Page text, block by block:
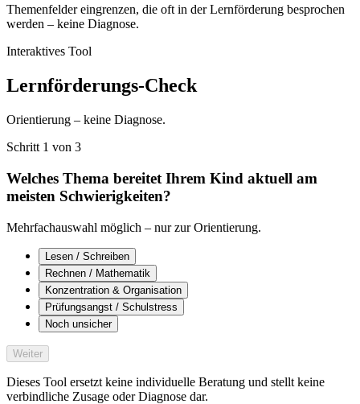
Themenfelder eingrenzen, die oft in der Lernförderung besprochen
werden – keine Diagnose.
Interaktives Tool
Lernförderungs-Check
Orientierung – keine Diagnose.
Schritt 1 von 3
Welches Thema bereitet Ihrem Kind aktuell am
meisten Schwierigkeiten?
Mehrfachauswahl möglich – nur zur Orientierung.
Lesen / Schreiben
Rechnen / Mathematik
Konzentration & Organisation
Prüfungsangst / Schulstress
Noch unsicher
Weiter
Dieses Tool ersetzt keine individuelle Beratung und stellt keine
verbindliche Zusage oder Diagnose dar.